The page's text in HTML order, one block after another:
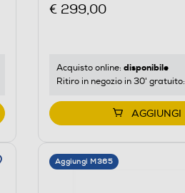
€ 299,00
Acquisto online: disponibile
Ritiro in negozio in 30' gratuito:
AGGIUNGI
Aggiungi M365